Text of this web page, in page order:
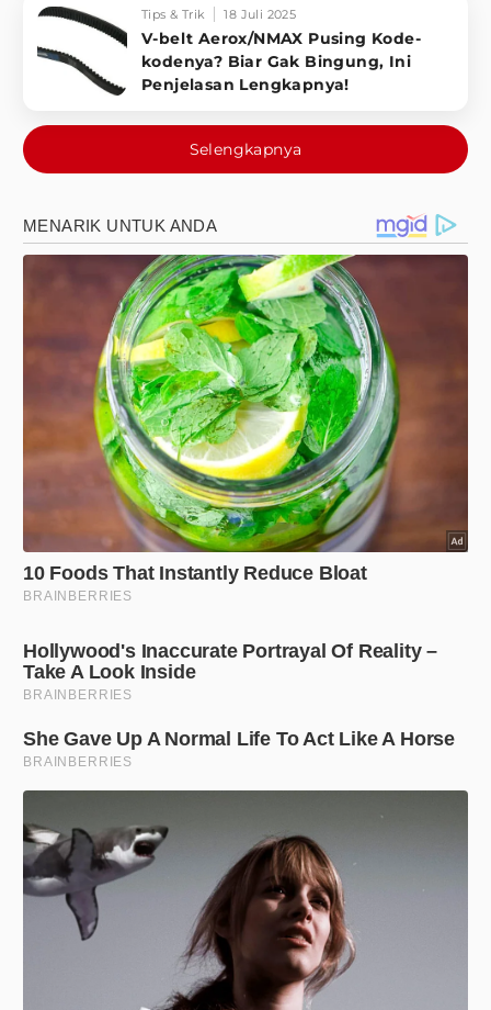
Tips & Trik 18 Juli 2025
V-belt Aerox/NMAX Pusing Kode-
kodenya? Biar Gak Bingung, Ini
Penjelasan Lengkapnya!
Selengkapnya